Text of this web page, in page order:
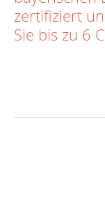
zertifiziert
Sie bis zu 6